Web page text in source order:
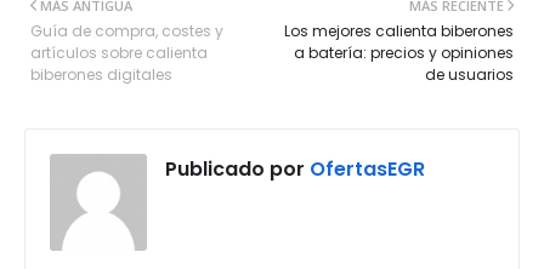
MÁS RECIENTE
Los mejores calienta biberones
a batería: precios y opiniones
de usuarios
MÁS ANTIGUA
Guía de compra, costes y
artículos sobre calienta
biberones digitales
Publicado por OfertasEGR